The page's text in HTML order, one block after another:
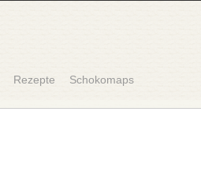
Rezepte Schokomaps